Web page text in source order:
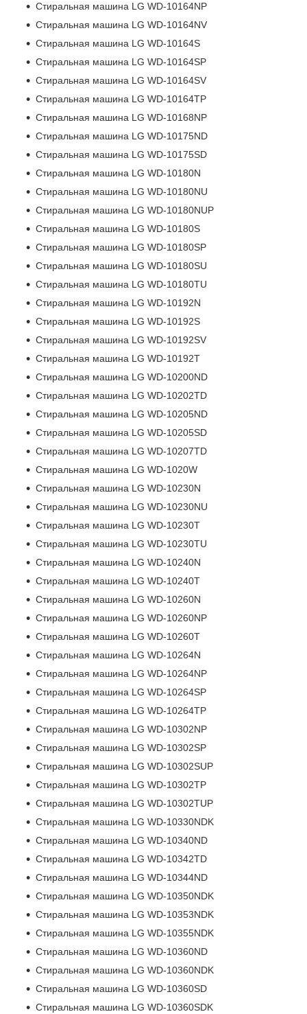
Стиральная машина LG WD-10164NP
Стиральная машина LG WD-10164NV
Стиральная машина LG WD-10164S
Стиральная машина LG WD-10164SP
Стиральная машина LG WD-10164SV
Стиральная машина LG WD-10164TP
Стиральная машина LG WD-10168NP
Стиральная машина LG WD-10175ND
Стиральная машина LG WD-10175SD
Стиральная машина LG WD-10180N
Стиральная машина LG WD-10180NU
Стиральная машина LG WD-10180NUP
Стиральная машина LG WD-10180S
Стиральная машина LG WD-10180SP
Стиральная машина LG WD-10180SU
Стиральная машина LG WD-10180TU
Стиральная машина LG WD-10192N
Стиральная машина LG WD-10192S
Стиральная машина LG WD-10192SV
Стиральная машина LG WD-10192T
Стиральная машина LG WD-10200ND
Стиральная машина LG WD-10202TD
Стиральная машина LG WD-10205ND
Стиральная машина LG WD-10205SD
Стиральная машина LG WD-10207TD
Стиральная машина LG WD-1020W
Стиральная машина LG WD-10230N
Стиральная машина LG WD-10230NU
Стиральная машина LG WD-10230T
Стиральная машина LG WD-10230TU
Стиральная машина LG WD-10240N
Стиральная машина LG WD-10240T
Стиральная машина LG WD-10260N
Стиральная машина LG WD-10260NP
Стиральная машина LG WD-10260T
Стиральная машина LG WD-10264N
Стиральная машина LG WD-10264NP
Стиральная машина LG WD-10264SP
Стиральная машина LG WD-10264TP
Стиральная машина LG WD-10302NP
Стиральная машина LG WD-10302SP
Стиральная машина LG WD-10302SUP
Стиральная машина LG WD-10302TP
Стиральная машина LG WD-10302TUP
Стиральная машина LG WD-10330NDK
Стиральная машина LG WD-10340ND
Стиральная машина LG WD-10342TD
Стиральная машина LG WD-10344ND
Стиральная машина LG WD-10350NDK
Стиральная машина LG WD-10353NDK
Стиральная машина LG WD-10355NDK
Стиральная машина LG WD-10360ND
Стиральная машина LG WD-10360NDK
Стиральная машина LG WD-10360SD
Стиральная машина LG WD-10360SDK